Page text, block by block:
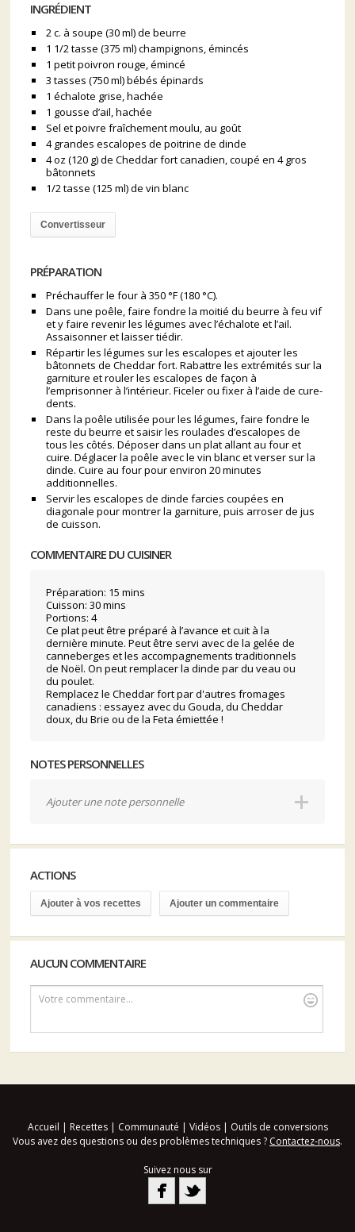
INGRÉDIENT
2 c. à soupe (30 ml) de beurre
1 1/2 tasse (375 ml) champignons, émincés
1 petit poivron rouge, émincé
3 tasses (750 ml) bébés épinards
1 échalote grise, hachée
1 gousse d’ail, hachée
Sel et poivre fraîchement moulu, au goût
4 grandes escalopes de poitrine de dinde
4 oz (120 g) de Cheddar fort canadien, coupé en 4 gros
bâtonnets
1/2 tasse (125 ml) de vin blanc
Convertisseur
PRÉPARATION
Préchauffer le four à 350 °F (180 °C).
Dans une poêle, faire fondre la moitié du beurre à feu vif
et y faire revenir les légumes avec l’échalote et l’ail.
Assaisonner et laisser tiédir.
Répartir les légumes sur les escalopes et ajouter les
bâtonnets de Cheddar fort. Rabattre les extrémités sur la
garniture et rouler les escalopes de façon à
l’emprisonner à l’intérieur. Ficeler ou fixer à l’aide de cure-
dents.
Dans la poêle utilisée pour les légumes, faire fondre le
reste du beurre et saisir les roulades d’escalopes de
tous les côtés. Déposer dans un plat allant au four et
cuire. Déglacer la poêle avec le vin blanc et verser sur la
dinde. Cuire au four pour environ 20 minutes
additionnelles.
Servir les escalopes de dinde farcies coupées en
diagonale pour montrer la garniture, puis arroser de jus
de cuisson.
COMMENTAIRE DU CUISINER
Préparation: 15 mins
Cuisson: 30 mins
Portions: 4
Ce plat peut être préparé à l’avance et cuit à la
dernière minute. Peut être servi avec de la gelée de
canneberges et les accompagnements traditionnels
de Noël. On peut remplacer la dinde par du veau ou
du poulet.
Remplacez le Cheddar fort par d'autres fromages
canadiens : essayez avec du Gouda, du Cheddar
doux, du Brie ou de la Feta émiettée !
NOTES PERSONNELLES
Ajouter une note personnelle
ACTIONS
Ajouter à vos recettes Ajouter un commentaire
AUCUN COMMENTAIRE
Votre commentaire...
Accueil | Recettes| Communauté | Vidéos| Outils de conversions
Vous avez des questions ou des problèmes techniques ? Contactez-nous.
Suivez nous sur